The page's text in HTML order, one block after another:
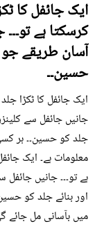
آسان طریقے جو
حسین۔۔
جلد کو حسین۔۔ ہر
اور بنائے جلد کو
میں بآسانی مل جائے